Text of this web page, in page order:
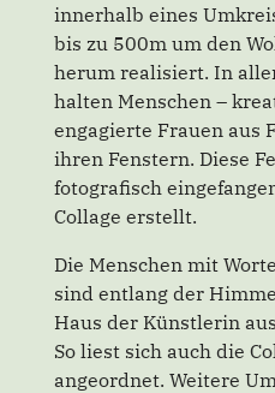
innerhalb eines
bis zu 500m um den
herum realisiert. In
halten Menschen –
engagierte Frauen aus
ihren Fenstern. Diese
fotografisch
Collage erstellt.
Die Menschen mit
sind entlang der
Haus der Künstlerin
So liest sich auch die
angeordnet. Weitere